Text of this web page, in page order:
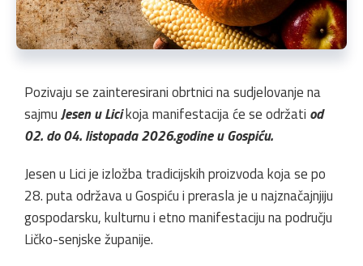
Pozivaju se zainteresirani obrtnici na sudjelovanje na
sajmuJesen u Licikoja manifestacija će se održati od
02. do 04. listopada 2026.godine u Gospiću.
Jesen u Lici je izložba tradicijskih proizvoda koja se po
28. puta održava u Gospiću i prerasla je u najznačajnjiju
gospodarsku, kulturnu i etno manifestaciju na području
Ličko-senjske županije.